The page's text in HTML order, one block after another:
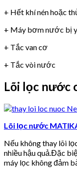
+ Hết khí nén hoặc
+ Máy bơm nước bị
+ Tắc van cơ
+ Tắc vòi nước
Lõi lọc nước
Lõi lọc nước
Nếu không thay lõi
nhiều hậu quả.Đặc
máy lọc không đảm